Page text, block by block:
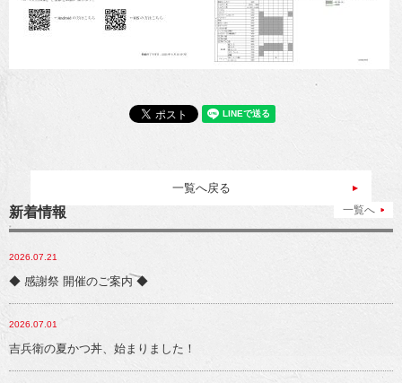
一覧へ戻る
新着情報 一覧へ
2026.07.21
◆ 感謝祭 開催のご案内 ◆
2026.07.01
吉兵衛の夏かつ丼、始まりました！